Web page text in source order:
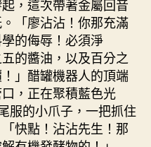
，這次帶著金屬回音
「廖沾沾！你那充滿
的侮辱！必須淨
的醬油，以及百分之
」醋罐機器人的頂端
，正在聚積藍色光
服的小爪子，一把抓住
快點！沾沾先生！那